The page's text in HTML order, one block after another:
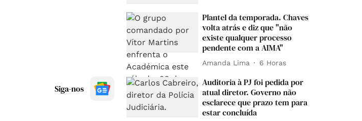
Siga-nos
Plantel da temporada. Chaves
volta atrás e diz que "não
existe qualquer processo
pendente com a AIMA"
Amanda Lima 6 Horas
Auditoria à PJ foi pedida por
atual diretor. Governo não
esclarece que prazo tem para
estar concluída